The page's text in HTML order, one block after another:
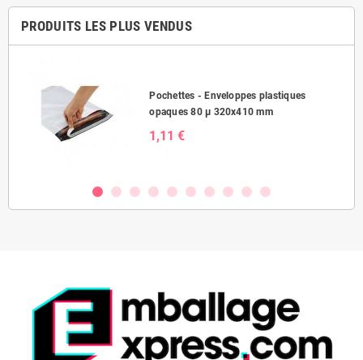
PRODUITS LES PLUS VENDUS
Pochettes - Enveloppes plastiques
opaques 80 µ 320x410 mm
1,11 €